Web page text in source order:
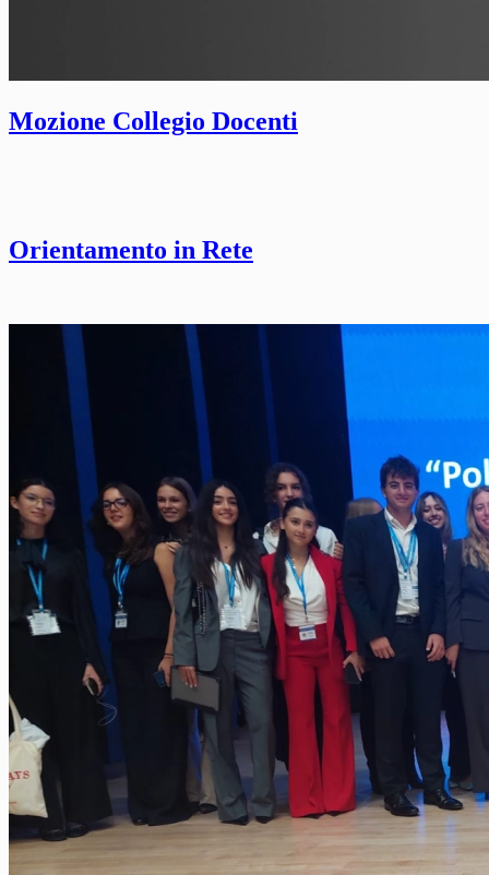
Mozione Collegio Docenti
Orientamento in Rete